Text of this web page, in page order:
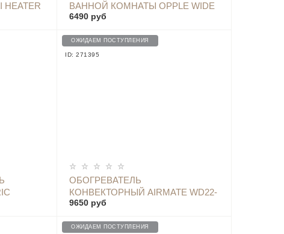
YD-
ВАННОЙ КОМНАТЫ OPPLE WIDE
SCREEN AIR HEATER (С
6490 руб
ОЖИДАЕМ ПОСТУПЛЕНИЯ
ID: 271395
ОБОГРЕВАТЕЛЬ
КОНВЕКТОРНЫЙ AIRMATE WD22-
R13 2200W (ИНФРАКРАСНОЕ
9650 руб
ОПОВЕСТИТЬ
ОЖИДАЕМ ПОСТУПЛЕНИЯ